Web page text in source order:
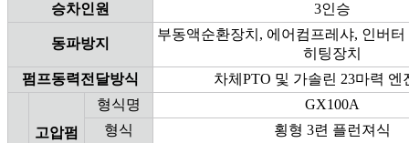
승차인원
3인승
동파방지
부동액순환장치, 에어컴프레샤, 인버
히팅장치
펌프동력전달방식
차체PTO 및 가솔린 23마력 엔
고압펌
형식명
GX100A
형식
횡형 3련 플런져식